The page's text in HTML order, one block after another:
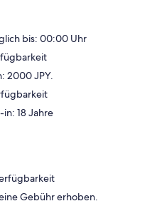
bis: 00:00 Uhr
2000 JPY.
18 Jahre
Gebühr erhoben.